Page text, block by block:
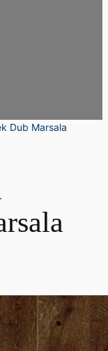
Dub Marsala